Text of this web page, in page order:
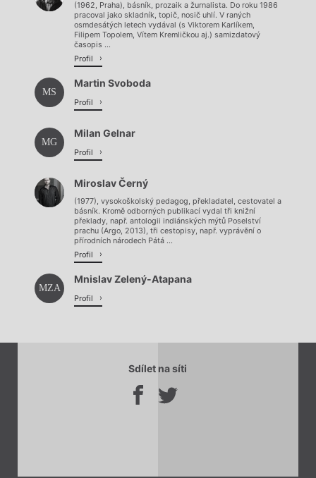
(1962, Praha), básník, prozaik a žurnalista. Do roku 1986
pracoval jako skladník, topič, nosič uhlí. V raných
osmdesátých letech vydával (s Viktorem Karlíkem,
Filipem Topolem, Vítem Kremličkou aj.) samizdatový
časopis ...
Profil
MS
Martin Svoboda
Profil
MG
Milan Gelnar
Profil
Miroslav Černý
(1977), vysokoškolský pedagog, překladatel, cestovatel a
básník. Kromě odborných publikací vydal tři knižní
překlady, např. antologii indiánských mýtů Poselství
prachu (Argo, 2013), tři cestopisy, např. vyprávění o
přírodních národech Pátá ...
Profil
MZA
Mnislav Zelený-Atapana
Profil
Sdílet na síti